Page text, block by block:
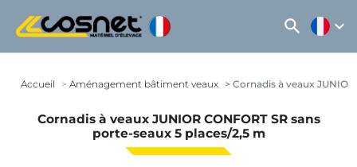
search expand_more
Accueil Aménagement bâtiment veaux Cornadis à veaux
Cornadis à veaux JUNIOR CONFORT SR sans
porte-seaux 5 places/2,5 m